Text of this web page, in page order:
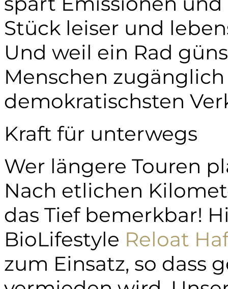
Stück leiser und
Und weil ein Rad
Menschen
demokratischsten
Kraft für unterwegs
Wer längere Touren
Nach etlichen
das Tief bemerkbar!
BioLifestyle Reloat
zum Einsatz, so dass